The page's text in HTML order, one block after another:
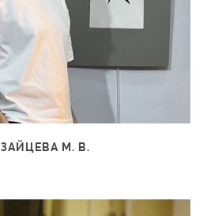
ЗАЙЦЕВА М. В.